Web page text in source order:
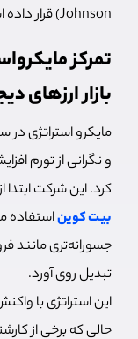
Johnson) قرار داده است.
بازار ارز‌های
و نگرانی از تورم
کرد. این شرکت ابتدا
بیت کویناستفاده
جسورانه‌تری مانند
تبدیل روی آورد.
این استراتژی با
حالی که برخی از